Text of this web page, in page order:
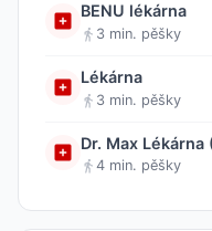
BENU lékárna
3 min. pěšky
Lékárna
3 min. pěšky
Dr. Max Lékárna
4 min. pěšky